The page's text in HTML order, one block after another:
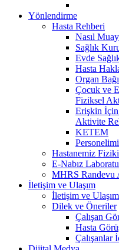
Yönlendirme
Hasta Rehberi
Nasıl
Sağlık
Evde
Hasta
Organ
Çocuk ve
Fiziksel
Erişkin
Aktivite
KETEM
Hastanemiz
E-Nabız
MHRS Randevu
İletişim ve Ulaşım
İletişim ve Ulaşım
Dilek ve Öneriler
Çalışan
Hasta
Çalışanlar